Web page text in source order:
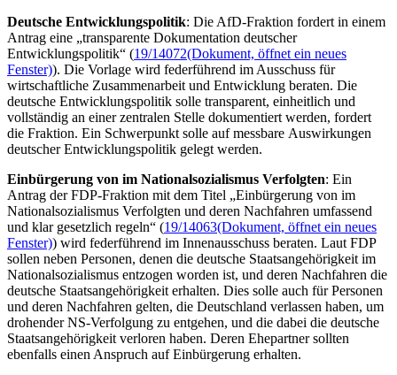
Deutsche Entwicklungspolitik: Die AfD-Fraktion fordert in einem
Antrag eine „transparente Dokumentation deutscher
Entwicklungspolitik“ (19/14072(Dokument, öffnet ein neues
Fenster)). Die Vorlage wird federführend im Ausschuss für
wirtschaftliche Zusammenarbeit und Entwicklung beraten. Die
deutsche Entwicklungspolitik solle transparent, einheitlich und
vollständig an einer zentralen Stelle dokumentiert werden, fordert
die Fraktion. Ein Schwerpunkt solle auf messbare Auswirkungen
deutscher Entwicklungspolitik gelegt werden.
Einbürgerung von im Nationalsozialismus Verfolgten: Ein
Antrag der FDP-Fraktion mit dem Titel „Einbürgerung von im
Nationalsozialismus Verfolgten und deren Nachfahren umfassend
und klar gesetzlich regeln“ (19/14063(Dokument, öffnet ein neues
Fenster)) wird federführend im Innenausschuss beraten. Laut FDP
sollen neben Personen, denen die deutsche Staatsangehörigkeit im
Nationalsozialismus entzogen worden ist, und deren Nachfahren die
deutsche Staatsangehörigkeit erhalten. Dies solle auch für Personen
und deren Nachfahren gelten, die Deutschland verlassen haben, um
drohender NS-Verfolgung zu entgehen, und die dabei die deutsche
Staatsangehörigkeit verloren haben. Deren Ehepartner sollten
ebenfalls einen Anspruch auf Einbürgerung erhalten.